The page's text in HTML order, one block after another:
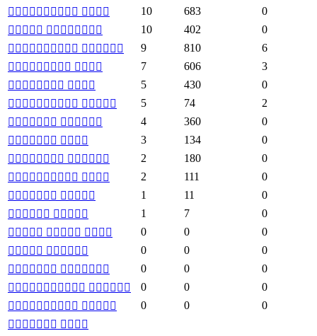
 
10 683
0
 
10 402
0
 
9 810
6
 
7 606
3
 
5 430
0
 
5 74
2
 
4 360
0
 
3 134
0
 
2 180
0
 
2 111
0
 
1 11
0
 
1 7
0
  
0 0
0
 
0 0
0
 
0 0
0
 
0 0
0
 
0 0
0
 